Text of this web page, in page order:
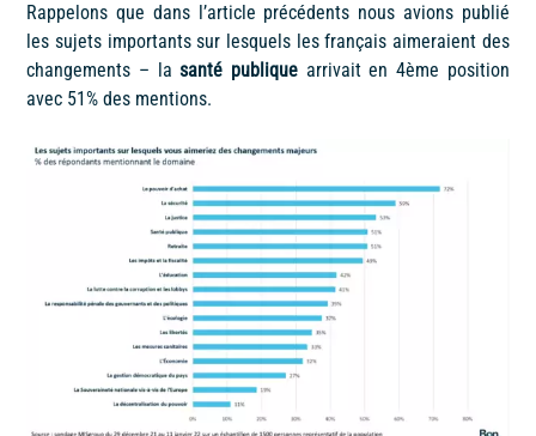
Rappelons que dans l’article précédents nous avions publié
les sujets importants sur lesquels les français aimeraient des
changements – lasanté publique arrivait en 4ème position
avec 51% des mentions.